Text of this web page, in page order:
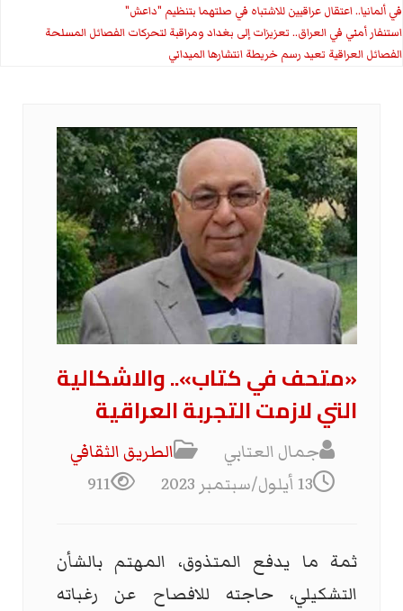
في ألمانيا.. اعتقال عراقيين للاشتباه في صلتهما بتنظيم "داعش"
استنفار أمني في العراق.. تعزيزات إلى بغداد ومراقبة لتحركات الفصائل المسلحة
الفصائل العراقية تعيد رسم خريطة انتشارها الميداني
«متحف في كتاب».. والاشكالية
التي لازمت التجربة العراقية
جمال العتابي
الطریق الثقافي
13 أيلول/سبتمبر 2023
911
ثمة ما يدفع المتذوق، المهتم بالشأن
التشكيلي، حاجته للافصاح عن رغباته